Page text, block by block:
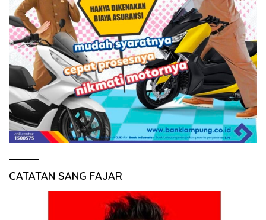
CATATAN SANG FAJAR